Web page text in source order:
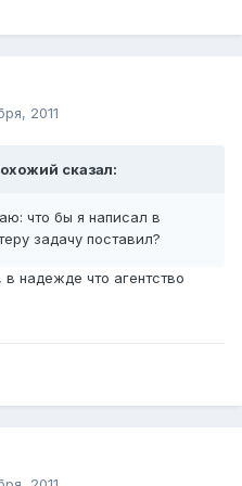
2011
сказал:
что бы я написал в
задачу поставил?
надежде что агентство